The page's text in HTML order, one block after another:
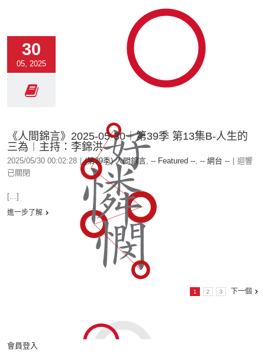
30
05, 2025
《人間錦言》2025-05-30︱第39季 第13集B-人生的
三為︱主持：李錦洪
2025/05/30 00:02:28 (第39季) 人間錦言, -- Featured --, -- 網台 --
迴響
已關閉
[...]
進一步了解
1 2 3 下一個
會員登入